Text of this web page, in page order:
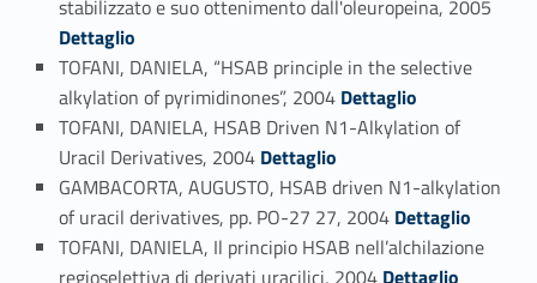
stabilizzato e suo ottenimento dall'oleuropeina, 2005
Dettaglio
TOFANI, DANIELA, “HSAB principle in the selective
alkylation of pyrimidinones”, 2004 Link identifier #identifier_person_25143-76
Dettaglio
TOFANI, DANIELA, HSAB Driven N1-Alkylation of
Uracil Derivatives, 2004 Link identifier #identifier_person_125455-77
Dettaglio
GAMBACORTA, AUGUSTO, HSAB driven N1-alkylation
of uracil derivatives, pp. PO-27 27, 2004 Link identifier #identifier_person_108136-78
Dettaglio
TOFANI, DANIELA, Il principio HSAB nell’alchilazione
Link identifier #identifier_person_134555-79